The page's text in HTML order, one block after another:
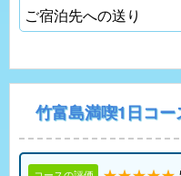
ご宿泊先への送り
竹富島満喫1日コ